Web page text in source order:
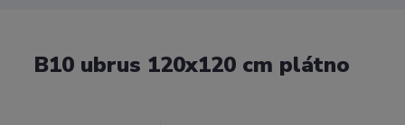
B10 ubrus 120x120 cm plátno